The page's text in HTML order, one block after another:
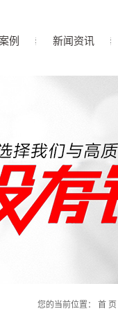
例 新闻资讯
技术知识
您的当前位置： 首 页